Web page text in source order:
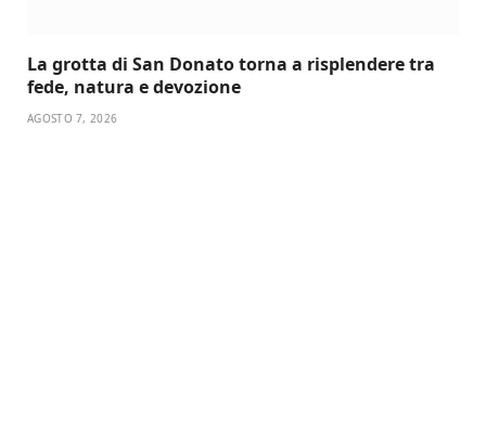
La grotta di San Donato torna a risplendere tra
fede, natura e devozione
AGOSTO 7, 2026